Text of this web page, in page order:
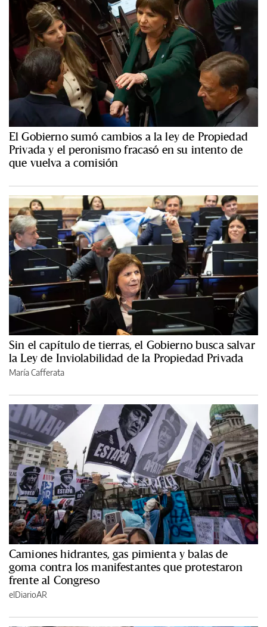
El Gobierno sumó cambios a la ley de Propiedad
Privada y el peronismo fracasó en su intento de
que vuelva a comisión
Sin el capítulo de tierras, el Gobierno busca salvar
la Ley de Inviolabilidad de la Propiedad Privada
María Cafferata
Camiones hidrantes, gas pimienta y balas de
goma contra los manifestantes que protestaron
frente al Congreso
elDiarioAR